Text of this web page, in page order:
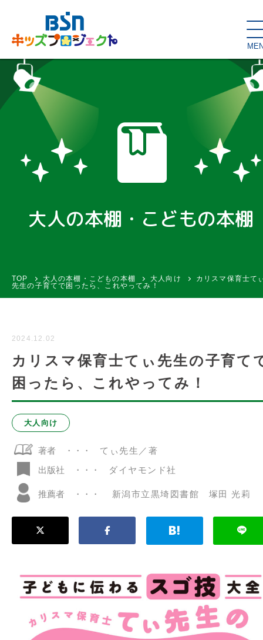
SDGs de
はぐくむコラム
キッズが主役！
親バカグラム キッズイベント
読み聞かせ・出前授業
スタジオ見学
ハロー
子育て応援隊！
お問い合わせ
大人の本棚・こどもの本棚
TOP 大人の本棚・こどもの本棚 大人向け
カリスマ保育士て
先生の子育てで困ったら、これやってみ！
2024.12.02
カリスマ保育士てぃ先生の子育て
困ったら、これやってみ！
大人向け
著者
てぃ先生／著
出版社
ダイヤモンド社
推薦者 新潟市立黒埼図書館 塚田 光莉